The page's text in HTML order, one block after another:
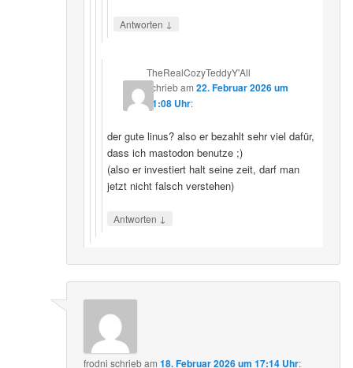
Antworten ↓
TheRealCozyTeddyY'All
schriebam22. Februar 2026 um
21:08 Uhr:
der gute linus? also er bezahlt sehr viel dafür,
dass ich mastodon benutze ;)
(also er investiert halt seine zeit, darf man
jetzt nicht falsch verstehen)
Antworten ↓
frodni schriebam18. Februar 2026 um 17:14 Uhr: